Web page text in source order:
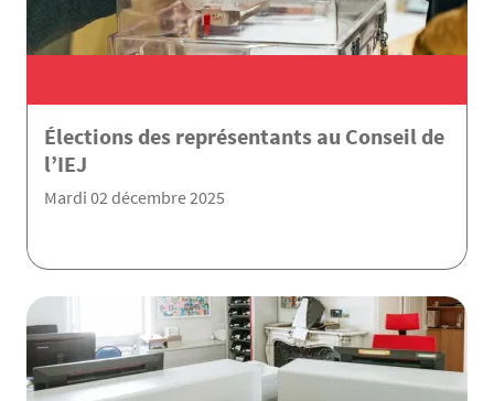
Élections des représentants au Conseil de
l’IEJ
Mardi 02 décembre 2025